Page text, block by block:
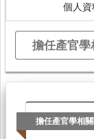
個人資
擔任產官學
擔任產官學相